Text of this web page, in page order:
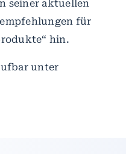
seiner aktuellen
für
hin.
unter